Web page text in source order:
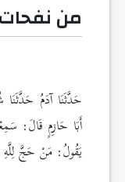
من
حَدَّثَنَا آدَمُ
أَبَا حَازِمٍ قَالَ:
يَقُولُ: مَنْ حَجَّ لِلَّهِ